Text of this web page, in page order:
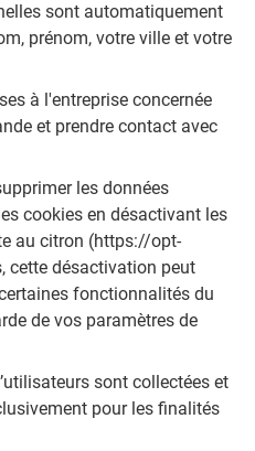
sont automatiquement
prénom, votre ville et votre
à l'entreprise concernée
et prendre contact avec
les données
cookies en désactivant les
au citron (https://opt-
désactivation peut
fonctionnalités du
de vos paramètres de
sont collectées et
pour les finalités